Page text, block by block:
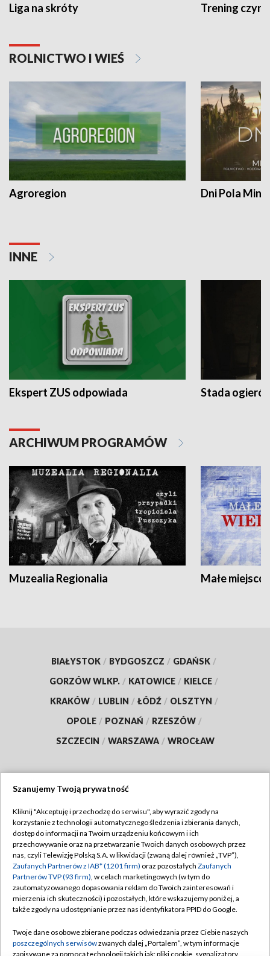
Liga na skróty Trening czyni
ROLNICTWO I WIEŚ
Agroregion Dni Pola
INNE
Ekspert ZUS odpowiada Stada
ARCHIWUM PROGRAMÓW
Muzealia Regionalia Małe
BIAŁYSTOK / BYDGOSZCZ / GDAŃSK /
GORZÓW WLKP. / KATOWICE / KIELCE /
KRAKÓW / LUBLIN / ŁÓDŹ / OLSZTYN /
OPOLE / POZNAŃ / RZESZÓW /
SZCZECIN / WARSZAWA / WROCŁAW
TVP
Abonament TVP
Emisja w TVP
Centrum informacji TVP
Naziemna Telewizja Cyfrowa
Rada Programowa
Regulamin TVP
Polityka prywatności
Moje zgody
Pomoc
Kontakt
Szanujemy Twoją prywatność
Kliknij "Akceptuję i przechodzę do serwisu", aby wyrazić zgody na
korzystanie z technologii automatycznego śledzenia i zbierania danych,
dostęp do informacji na Twoim urządzeniu końcowym i ich
przechowywanie oraz na przetwarzanie Twoich danych osobowych przez
nas, czyli Telewizję Polską S.A. w likwidacji (zwaną dalej również „TVP”),
Zaufanych Partnerów z IAB* (1201 firm) oraz pozostałych Zaufanych
Partnerów TVP (93 firm), w celach marketingowych (w tym do
zautomatyzowanego dopasowania reklam do Twoich zainteresowań i
mierzenia ich skuteczności) i pozostałych, które wskazujemy poniżej, a
także zgody na udostępnianie przez nas identyfikatora PPID do Google.
Twoje dane osobowe zbierane podczas odwiedzania przez Ciebie naszych
poszczególnych serwisówzwanych dalej „Portalem”, w tym informacje
zapisywane za pomocą technologii takich jak: pliki cookie, sygnalizatory